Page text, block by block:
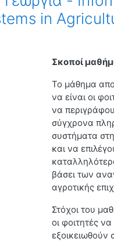
in
Σκοποί
Το μάθημα
να είναι οι
να
σύγχρονα
συστήματα
και να
βάσει των
αγροτικής
Στόχοι του
οι φοιτητές να
εξοικειωθούν